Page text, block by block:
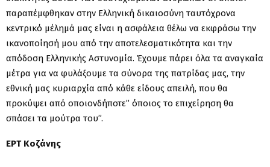
παραπέμφθηκαν στην Ελληνική δικαιοσύνη ταυτόχρονα
κεντρικό μέλημά μας είναι η ασφάλεια θέλω να εκφράσω την
ικανοποίησή μου από την αποτελεσματικότητα και την
απόδοση Ελληνικής Αστυνομία. Έχουμε πάρει όλα τα αναγκαία
μέτρα για να φυλάξουμε τα σύνορα της πατρίδας μας, την
εθνική μας κυριαρχία από κάθε είδους απειλή, που θα
προκύψει από οποιονδήποτε” όποιος το επιχείρηση θα
σπάσει τα μούτρα του”.
ΕΡΤ Κοζάνης